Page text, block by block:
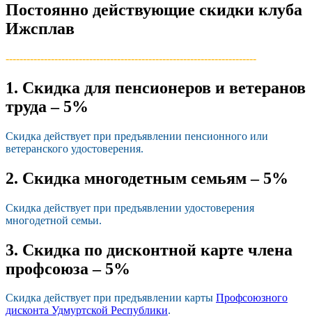
Постоянно действующие скидки клуба
Ижсплав
------------------------------------------------------------------------­
1. Скидка для пенсионеров и ветеранов
труда – 5%
Скидка действует при предъявлении пенсионного или
ветеранского удостоверения.
2. Скидка многодетным семьям – 5%
Скидка действует при предъявлении удостоверения
многодетной семьи.
3. Скидка по дисконтной карте члена
профсоюза – 5%
Скидка действует при предъявлении карты Профсоюзного
дисконта Удмуртской Республики.